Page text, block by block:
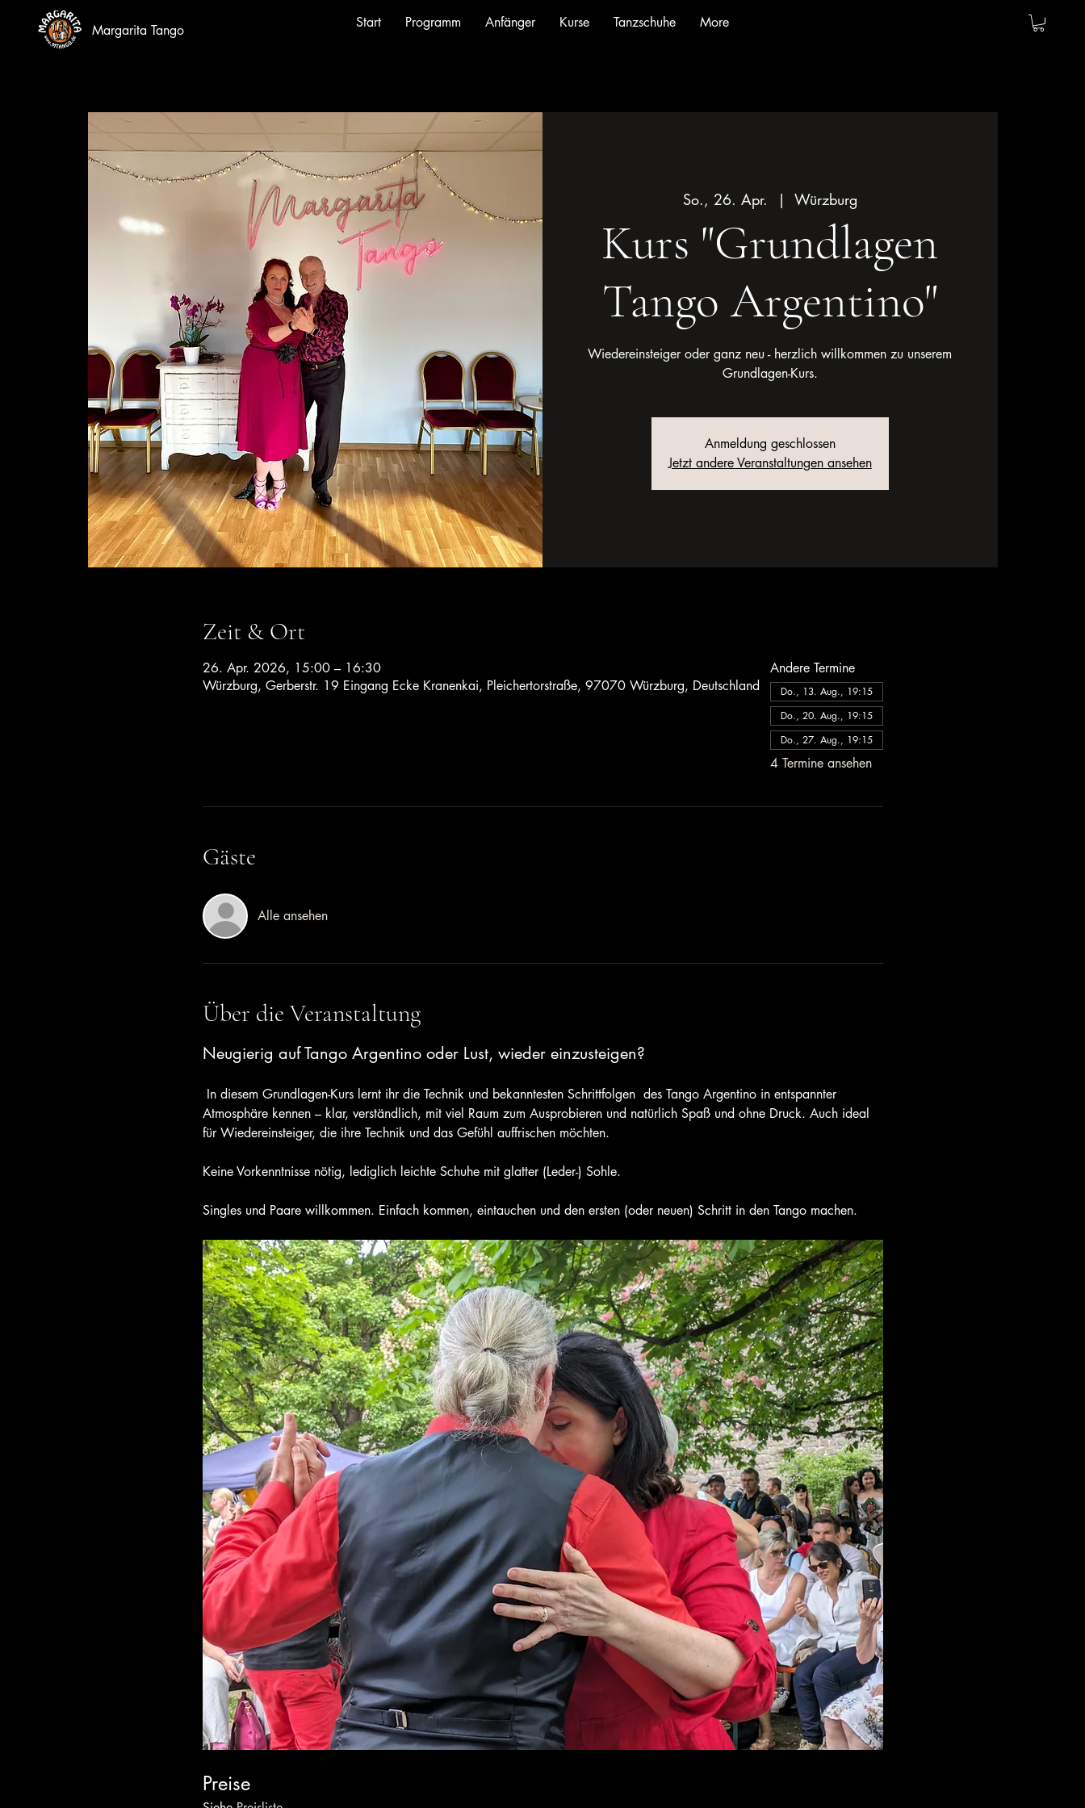
Margarita Tango Start Programm Anfänger Kurse Tanzschuhe More
So., 26. Apr.
  |
Würzburg
Kurs "Grundlagen
Tango Argentino"
Wiedereinsteiger oder ganz neu - herzlich willkommen zu unserem
Grundlagen-Kurs.
Anmeldung geschlossen
Jetzt andere Veranstaltungen ansehen
Zeit & Ort
26. Apr. 2026, 15:00 – 16:30
Würzburg, Gerberstr. 19 Eingang Ecke Kranenkai, Pleichertorstraße, 97070 Würzburg, Deutschland
Andere Termine
Do., 13. Aug., 19:15
Do., 20. Aug., 19:15
Do., 27. Aug., 19:15
4 Termine ansehen
Gäste
Alle ansehen
Über die Veranstaltung
Neugierig auf Tango Argentino oder Lust, wieder einzusteigen?
Atmosphäre kennen – klar, verständlich, mit viel Raum zum Ausprobieren und natürlich Spaß und ohne Druck. Auch ideal
für Wiedereinsteiger, die ihre Technik und das Gefühl auffrischen möchten.
Keine Vorkenntnisse nötig, lediglich leichte Schuhe mit glatter (Leder-) Sohle.
Singles und Paare willkommen. Einfach kommen, eintauchen und den ersten (oder neuen) Schritt in den Tango machen.
Preise